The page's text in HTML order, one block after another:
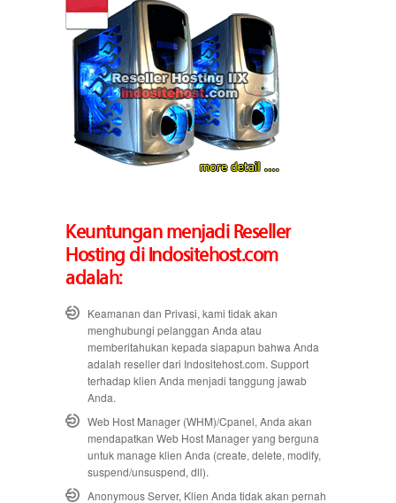
Keuntungan menjadi Reseller
Hosting di Indositehost.com
adalah:
Keamanan dan Privasi, kami tidak akan
menghubungi pelanggan Anda atau
memberitahukan kepada siapapun bahwa Anda
adalah reseller dari Indositehost.com. Support
terhadap klien Anda menjadi tanggung jawab
Anda.
Web Host Manager (WHM)/Cpanel, Anda akan
mendapatkan Web Host Manager yang berguna
untuk manage klien Anda (create, delete, modify,
suspend/unsuspend, dll).
Anonymous Server, Klien Anda tidak akan pernah